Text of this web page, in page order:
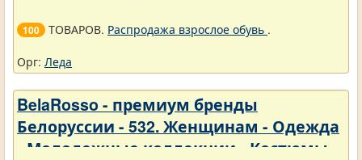
100 ТОВАРОВ. Распродажа взрослое обувь .
Орг: Леда
BelaRosso - премиум бренды
Белоруссии - 532. Женщинам - Одежда
- Молодежные коллекции - Костюмы